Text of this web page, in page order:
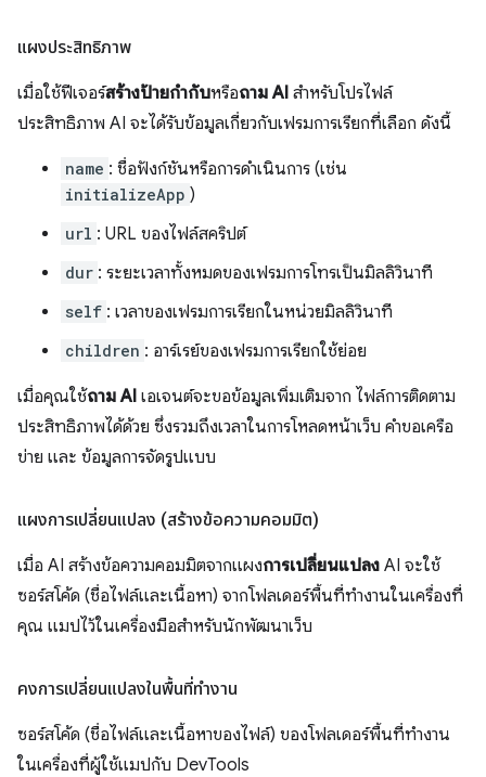
แผงประสิทธิภาพ
เมื่อใช้ฟีเจอร์สร้างป้ายกำกับหรือถาม AI สำหรับโปรไฟล์
ประสิทธิภาพ AI จะได้รับข้อมูลเกี่ยวกับเฟรมการเรียกที่เลือก ดังนี้
name : ชื่อฟังก์ชันหรือการดำเนินการ (เช่น
initializeApp )
url : URL ของไฟล์สคริปต์
dur : ระยะเวลาทั้งหมดของเฟรมการโทรเป็นมิลลิวินาที
self : เวลาของเฟรมการเรียกในหน่วยมิลลิวินาที
children : อาร์เรย์ของเฟรมการเรียกใช้ย่อย
เมื่อคุณใช้ถาม AI เอเจนต์จะขอข้อมูลเพิ่มเติมจาก ไฟล์การติดตาม
ประสิทธิภาพได้ด้วย ซึ่งรวมถึงเวลาในการโหลดหน้าเว็บ คำขอเครือ
ข่าย และ ข้อมูลการจัดรูปแบบ
แผงการเปลี่ยนแปลง (สร้างข้อความคอมมิต)
เมื่อ AI สร้างข้อความคอมมิตจากแผงการเปลี่ยนแปลง AI จะใช้
ซอร์สโค้ด (ชื่อไฟล์และเนื้อหา) จากโฟลเดอร์พื้นที่ทำงานในเครื่องที่
คุณ แมปไว้ในเครื่องมือสำหรับนักพัฒนาเว็บ
คงการเปลี่ยนแปลงในพื้นที่ทำงาน
ซอร์สโค้ด (ชื่อไฟล์และเนื้อหาของไฟล์) ของโฟลเดอร์พื้นที่ทำงาน
ในเครื่องที่ผู้ใช้แมปกับ DevTools